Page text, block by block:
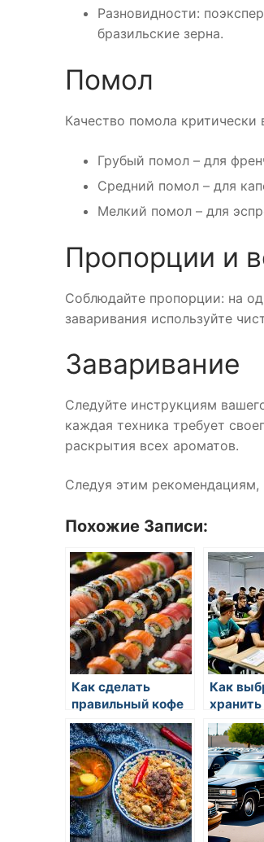
Разновидности:
бразильские зерна.
Помол
Качество помола критически
Грубый помол – для
Средний помол – для
Мелкий помол – для
Пропорции и
Соблюдайте пропорции: на
заваривания используйте
Заваривание
Следуйте инструкциям
каждая техника требует
раскрытия всех ароматов.
Следуя этим
Похожие Записи:
Как сделать
правильный кофе
Как